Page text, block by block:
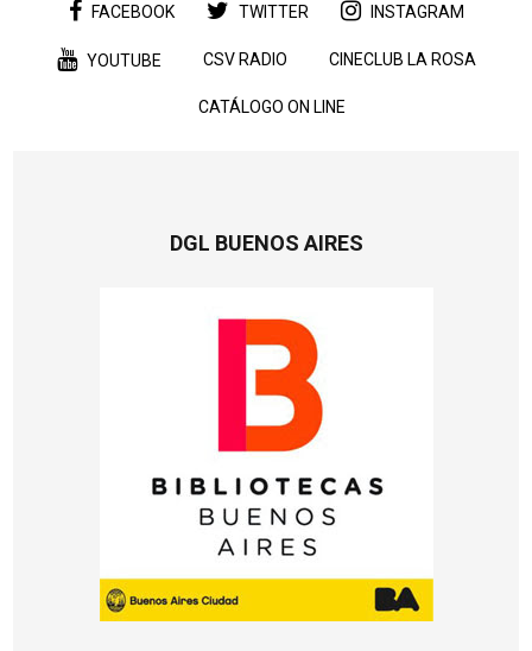
FACEBOOK TWITTER INSTAGRAM
YOUTUBE CSV RADIO CINECLUB LA ROSA
CATÁLOGO ON LINE
DGL BUENOS AIRES